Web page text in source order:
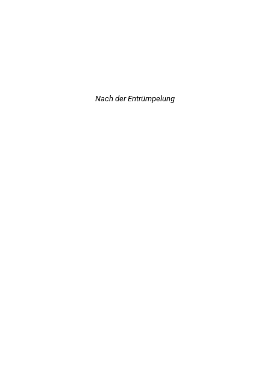
Nach der Entrümpelung